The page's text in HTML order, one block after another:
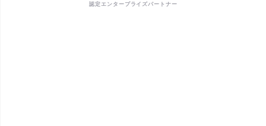
認定エンタープライズパートナー